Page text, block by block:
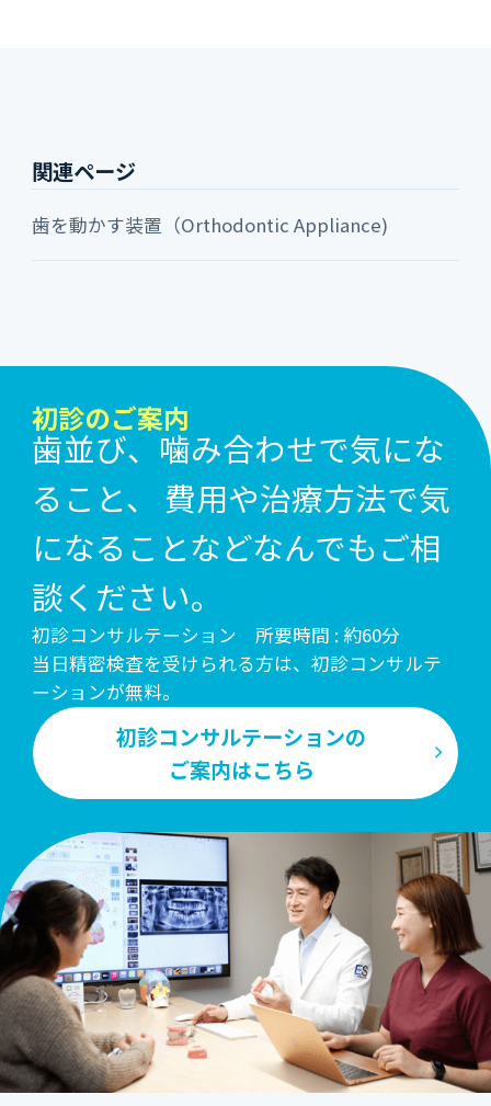
関連ページ
歯を動かす装置（Orthodontic Appliance)
初診のご案内
歯並び、噛み合わせで気にな
ること、
費用や治療方法で気
になることなどなんでもご相
談ください。
初診コンサルテーション 所要時間 : 約60分
当日精密検査を受けられる方は、初診コンサルテ
ーションが無料。
初診コンサルテーションの
ご案内はこちら